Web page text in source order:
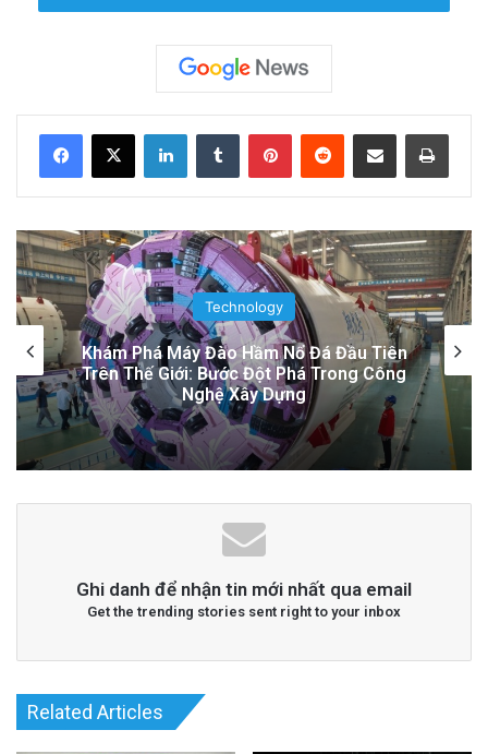
Nguyên Nhân Gây Nổ Tên Lửa Trên Bệ
Phóng: Hé Lộ Từ Blue Origin
1 day ago
Đọc thêmRead More
advertisement
LinkedInTumblr PinterestReddit Share via Email Print
Technology
Thuyền Kéo Tên Lửa Starship Được Hé Lộ
Qua Ảnh Vệ Tinh!
Ghi danh để nhận tin mới nhất qua email
Get the trending stories sent right to your inbox
Related Articles